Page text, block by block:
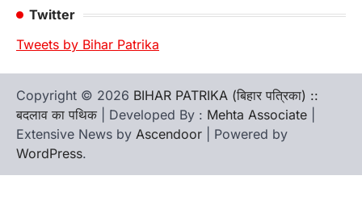
Twitter
Tweets by Bihar Patrika
Copyright © 2026 BIHAR PATRIKA (बिहार पत्रिका) ::
बदलाव का पथिक | Developed By : Mehta Associate
Extensive News by Ascendoor | Powered by
WordPress.